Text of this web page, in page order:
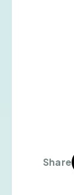
Share